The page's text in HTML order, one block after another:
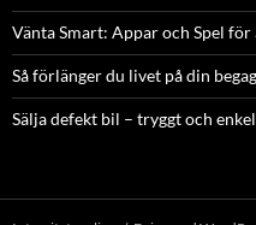
Vänta Smart: Appar och Spel
Så förlänger du livet på din
Sälja defekt bil – tryggt och